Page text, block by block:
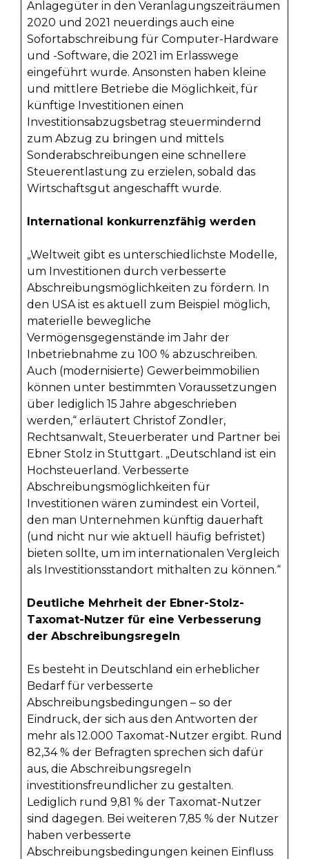
Anlagegüter in den Veranlagungszeiträumen
2020 und 2021 neuerdings auch eine
Sofortabschreibung für Computer-Hardware
und -Software, die 2021 im Erlasswege
eingeführt wurde. Ansonsten haben kleine
und mittlere Betriebe die Möglichkeit, für
künftige Investitionen einen
Investitionsabzugsbetrag steuermindernd
zum Abzug zu bringen und mittels
Sonderabschreibungen eine schnellere
Steuerentlastung zu erzielen, sobald das
Wirtschaftsgut angeschafft wurde.
International konkurrenzfähig werden
„Weltweit gibt es unterschiedlichste Modelle,
um Investitionen durch verbesserte
Abschreibungsmöglichkeiten zu fördern. In
den USA ist es aktuell zum Beispiel möglich,
materielle bewegliche
Vermögensgegenstände im Jahr der
Inbetriebnahme zu 100 % abzuschreiben.
Auch (modernisierte) Gewerbeimmobilien
können unter bestimmten Voraussetzungen
über lediglich 15 Jahre abgeschrieben
werden,“ erläutert Christof Zondler,
Rechtsanwalt, Steuerberater und Partner bei
Ebner Stolz in Stuttgart. „Deutschland ist ein
Hochsteuerland. Verbesserte
Abschreibungsmöglichkeiten für
Investitionen wären zumindest ein Vorteil,
den man Unternehmen künftig dauerhaft
(und nicht nur wie aktuell häufig befristet)
bieten sollte, um im internationalen Vergleich
als Investitionsstandort mithalten zu können.“
Deutliche Mehrheit der Ebner-Stolz-
Taxomat-Nutzer für eine Verbesserung
der Abschreibungsregeln
Es besteht in Deutschland ein erheblicher
Bedarf für verbesserte
Abschreibungsbedingungen – so der
Eindruck, der sich aus den Antworten der
mehr als 12.000 Taxomat-Nutzer ergibt. Rund
82,34 % der Befragten sprechen sich dafür
aus, die Abschreibungsregeln
investitionsfreundlicher zu gestalten.
Lediglich rund 9,81 % der Taxomat-Nutzer
sind dagegen. Bei weiteren 7,85 % der Nutzer
haben verbesserte
Abschreibungsbedingungen keinen Einfluss